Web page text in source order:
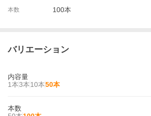
本数 100本
バリエーション
内容量
1本3本10本50本
本数